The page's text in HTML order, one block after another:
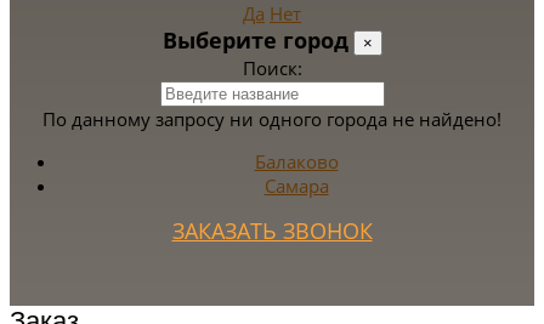
Да Нет
Выберите город ×
Поиск:
По данному запросу ни одного города не найдено!
Балаково
Самара
ЗАКАЗАТЬ ЗВОНОК